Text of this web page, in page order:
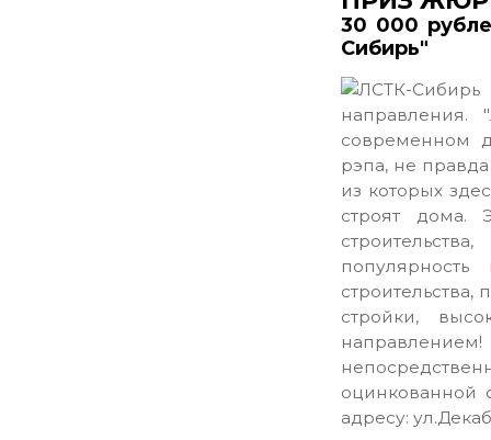
30 000
Сибирь"
направления.
современном
рэпа, не
из которых
строят дома.
строительства,
стройки,
оцинкованной
адресу: